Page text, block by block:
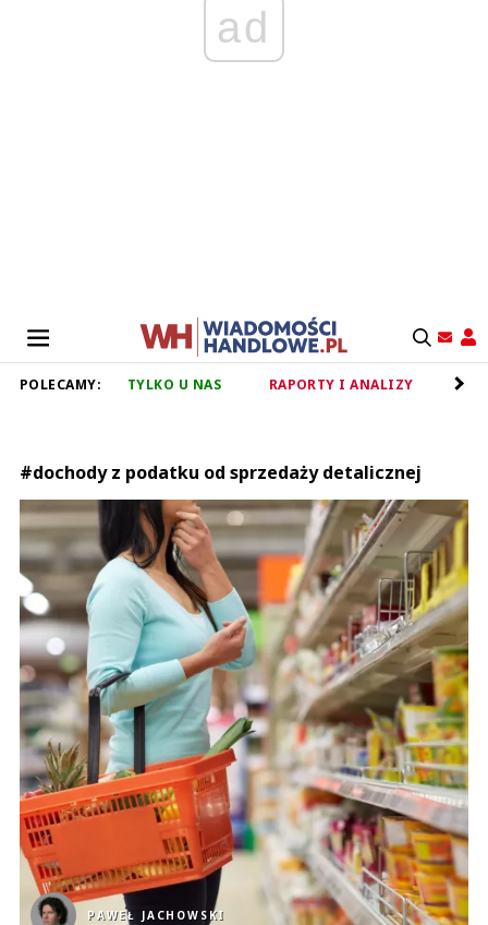
ad
POLECAMY: TYLKO U NAS RAPORTY I ANALIZY
#dochody z podatku od sprzedaży detalicznej
PAWEŁ JACHOWSKI